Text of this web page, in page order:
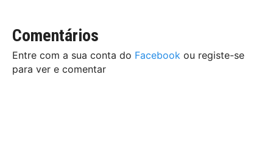
Comentários
Entre com a sua conta do Facebook ou registe-se
para ver e comentar